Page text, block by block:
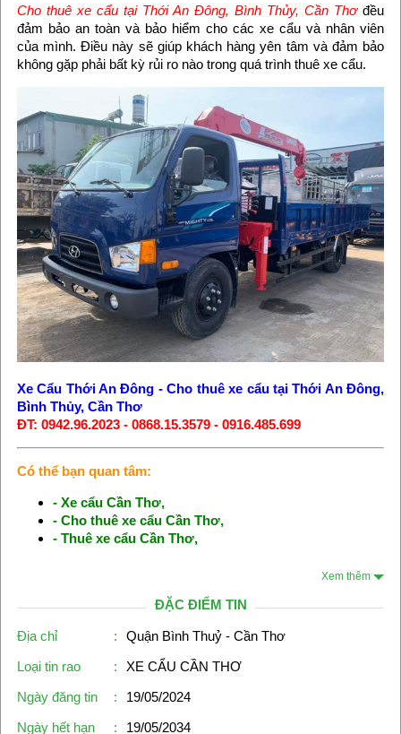
Cho thuê xe cẩu tại Thới An Đông, Bình Thủy, Cần Thơđều
đảm bảo an toàn và bảo hiểm cho các xe cẩu và nhân viên
của mình. Điều này sẽ giúp khách hàng yên tâm và đảm bảo
không gặp phải bất kỳ rủi ro nào trong quá trình thuê xe cẩu.
Xe Cẩu Thới An Đông -Cho thuê xe cẩu tại Thới An Đông,
Bình Thủy, Cần Thơ
ĐT: 0942.96.2023 - 0868.15.3579 - 0916.485.699
Có thể bạn quan tâm:
- Xe cẩu Cần Thơ,
- Cho thuê xe cẩu Cần Thơ,
- Thuê xe cẩu Cần Thơ,
Xem thêm
ĐẶC ĐIỂM TIN
Địa chỉ :
Quận Bình Thuỷ - Cần Thơ
Loại tin rao
:
XE CẨU CẦN THƠ
Ngày đăng tin
:
19/05/2024
Ngày hết hạn
: 19/05/2034